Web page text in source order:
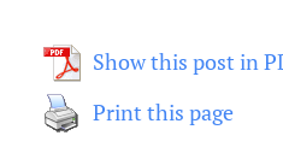
Show this post in
Print this page